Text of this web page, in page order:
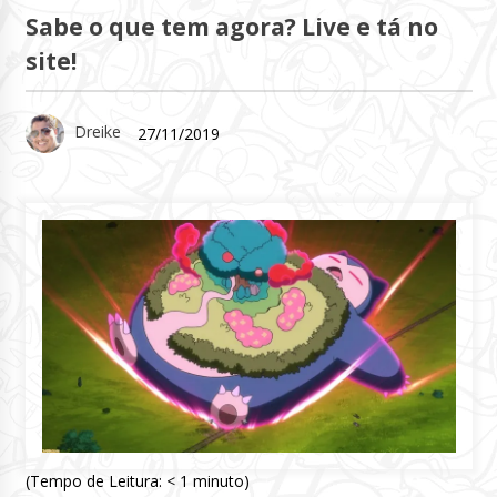
Sabe o que tem agora? Live e tá no
site!
Dreike 27/11/2019
(Tempo de Leitura: < 1 minuto)